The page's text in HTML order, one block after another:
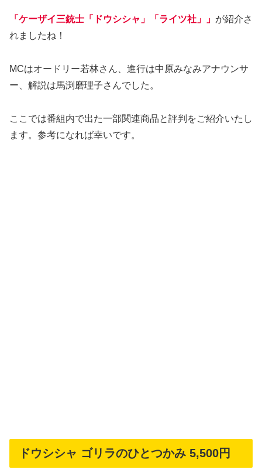
「ケーザイ三銃士「ドウシシャ」「ライツ社」」 が紹介さ
れましたね！
MCはオードリー若林さん、進行は中原みなみアナウンサ
ー、解説は馬渕磨理子さんでした。
ここでは番組内で出た一部関連商品と評判をご紹介いたし
ます。参考になれば幸いです。
ドウシシャ ゴリラのひとつかみ 5,500円